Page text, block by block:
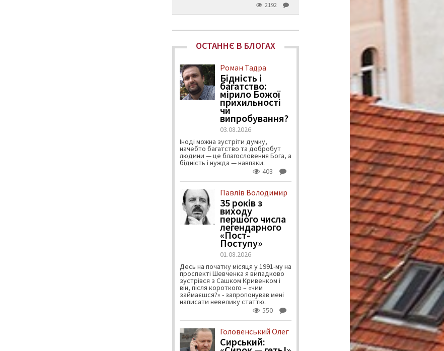
2192
ОСТАННЄ В БЛОГАХ
Роман Тадра
Бідність і
багатство:
мірило Божої
прихильності
чи
випробування?
03.08.2026
Іноді можна зустріти думку,
начебто багатство та добробут
людини — це благословення Бога, а
бідність і нужда — навпаки.
403
Павлів Володимир
35 років з
виходу
першого числа
легендарного
«Пост-
Поступу»
01.08.2026
Десь на початку місяця у 1991-му на
проспекті Шевченка я випадково
зустрівся з Сашком Кривенком і
він, після короткого – «чим
займаєшся?» - запропонував мені
написати невелику статтю.
550
Головенський Олег
Сирський: